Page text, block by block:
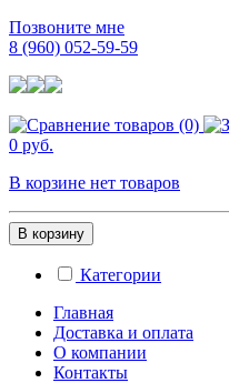
Позвоните мне
8 (960) 052-59-59
0 руб.
В корзине нет товаров
В корзину
Категории
Главная
Доставка и оплата
О компании
Контакты